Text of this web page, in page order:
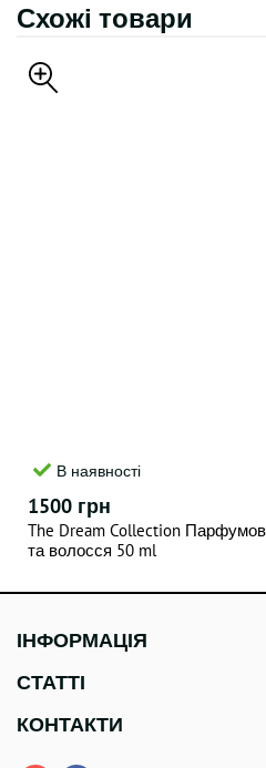
Схожі товари
В наявності
1500 грн
The Dream Collection
та волосся 50 ml
ІНФОРМАЦІЯ
СТАТТІ
КОНТАКТИ